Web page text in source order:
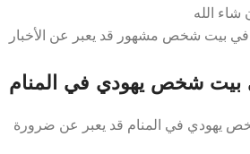
شاء الله
في بيت شخص مشهور قد يعبر عن الأخبار
بيت شخص يهودي في المنام
يهودي في المنام قد يعبر عن ضرورة